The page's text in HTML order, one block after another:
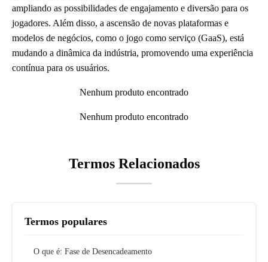
ampliando as possibilidades de engajamento e diversão para os
jogadores. Além disso, a ascensão de novas plataformas e
modelos de negócios, como o jogo como serviço (GaaS), está
mudando a dinâmica da indústria, promovendo uma experiência
contínua para os usuários.
Nenhum produto encontrado
Nenhum produto encontrado
Termos Relacionados
Termos populares
O que é: Fase de Desencadeamento